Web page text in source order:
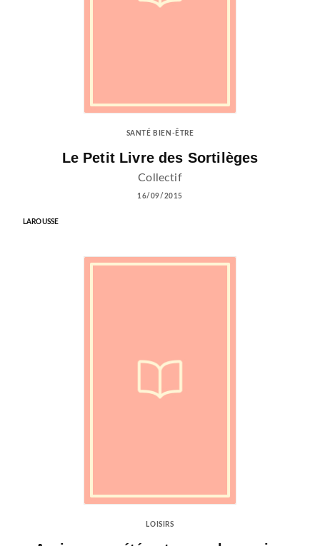
SANTÉ BIEN-ÊTRE
Le Petit Livre des Sortilèges
Collectif
16/09/2015
LAROUSSE
LOISIRS